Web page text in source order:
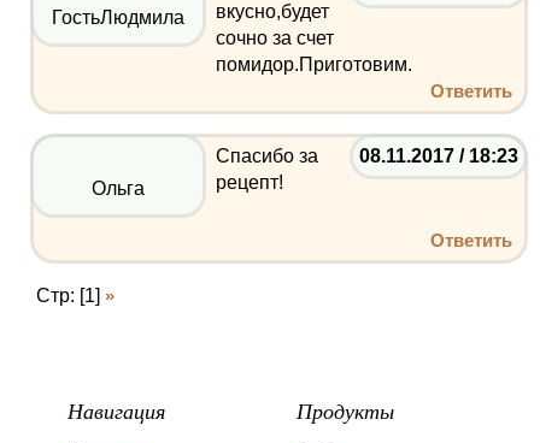
ГостьЛюдмила
вкусно,будет
сочно за счет
помидор.Приготовим.
Ответить
08.11.2017 / 18:23
Ольга
Спасибо за
рецепт!
Ответить
Стр: [1] »
Навигация Продукты